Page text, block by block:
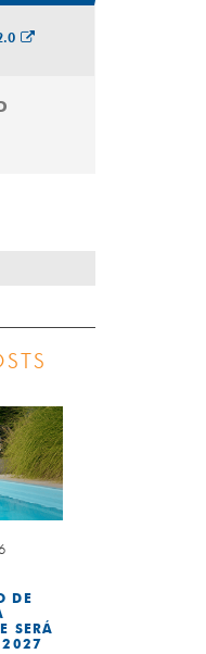
DE
SERÁ
2027